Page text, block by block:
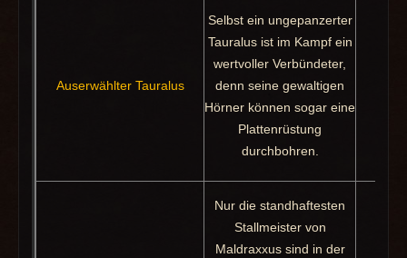
Auserwählter Tauralus
Selbst ein ungepanzerter
Tauralus ist im Kampf ein
wertvoller Verbündeter,
denn seine gewaltigen
Hörner können sogar eine
Plattenrüstung
durchbohren.
Nur die standhaftesten
Stallmeister von
Maldraxxus sind in der